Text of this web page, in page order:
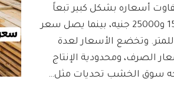
أسعاره بشكل كبير تبعاً
للنوع والجودة، فيتراوح سعر المتر بين 15000 و25000 جنيه، بينما يصل سعر
أكثر من 50000 ألف جنيه للمتر. وتخضع الأسعار لعدة
الصرف، ومحدودية الإنتاج
سوق الخشب تحديات مثل…